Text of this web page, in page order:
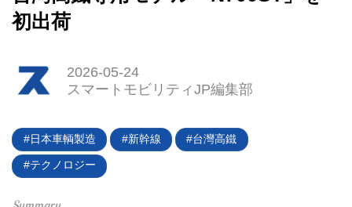
電動キックボード
テクノロジー
このメディアについて
初出荷
2026-05-24
スマートモビリティJP編集部
日本車輌製造 新幹線 台灣高鐵
テクノロジー